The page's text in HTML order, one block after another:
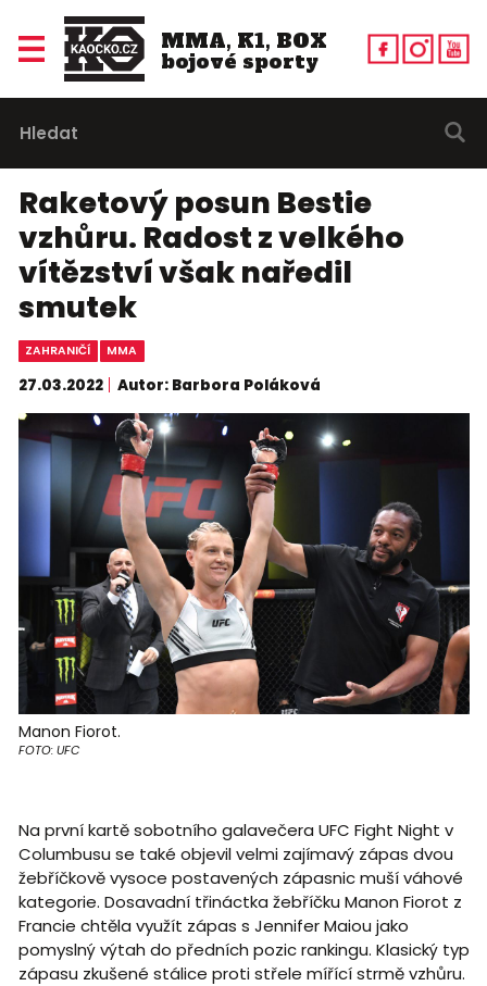
MMA, K1, BOX
bojové sporty
Raketový posun Bestie
vzhůru. Radost z velkého
vítězství však naředil
smutek
ZAHRANIČÍ MMA
27.03.2022 Autor: Barbora Poláková
Manon Fiorot.
FOTO: UFC
Na první kartě sobotního galavečera UFC Fight Night v
Columbusu se také objevil velmi zajímavý zápas dvou
žebříčkově vysoce postavených zápasnic muší váhové
kategorie. Dosavadní třináctka žebříčku Manon Fiorot z
Francie chtěla využít zápas s Jennifer Maiou jako
pomyslný výtah do předních pozic rankingu. Klasický typ
zápasu zkušené stálice proti střele mířící strmě vzhůru.